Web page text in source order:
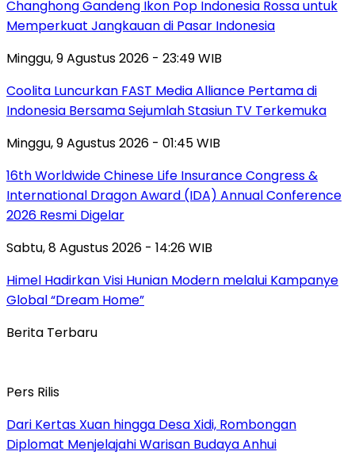
Changhong Gandeng Ikon Pop Indonesia Rossa untuk
Memperkuat Jangkauan di Pasar Indonesia
Minggu, 9 Agustus 2026 - 23:49 WIB
Coolita Luncurkan FAST Media Alliance Pertama di
Indonesia Bersama Sejumlah Stasiun TV Terkemuka
Minggu, 9 Agustus 2026 - 01:45 WIB
16th Worldwide Chinese Life Insurance Congress &
International Dragon Award (IDA) Annual Conference
2026 Resmi Digelar
Sabtu, 8 Agustus 2026 - 14:26 WIB
Himel Hadirkan Visi Hunian Modern melalui Kampanye
Global “Dream Home”
Berita Terbaru
Pers Rilis
Dari Kertas Xuan hingga Desa Xidi, Rombongan
Diplomat Menjelajahi Warisan Budaya Anhui